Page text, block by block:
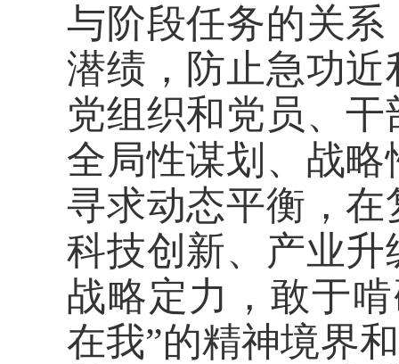
与阶段任务的关
潜绩，防止急功
党组织和党员、
全局性谋划、战
寻求动态平衡，
科技创新、产业
战略定力，敢于
在我”的精神境界